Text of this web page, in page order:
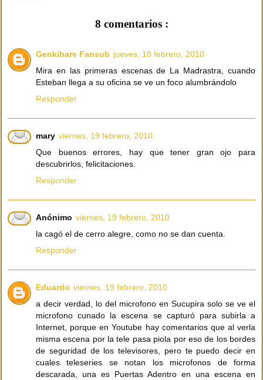
8 comentarios :
Genkibare Fansub jueves, 18 febrero, 2010
Mira en las primeras escenas de La Madrastra, cuando
Esteban llega a su oficina se ve un foco alumbrándolo
Responder
mary viernes, 19 febrero, 2010
Que buenos errores, hay que tener gran ojo para
descubrirlos, felicitaciones.
Responder
Anónimo viernes, 19 febrero, 2010
la cagó el de cerro alegre, como no se dan cuenta.
Responder
Eduardo viernes, 19 febrero, 2010
a decir verdad, lo del microfono en Sucupira solo se ve el
microfono cunado la escena se capturó para subirla a
Internet, porque en Youtube hay comentarios que al verla
misma escena por la tele pasa piola por eso de los bordes
de seguridad de los televisores, pero te puedo decir en
cuales teleseries se notan los microfonos de forma
descarada, una es Puertas Adentro en una escena en